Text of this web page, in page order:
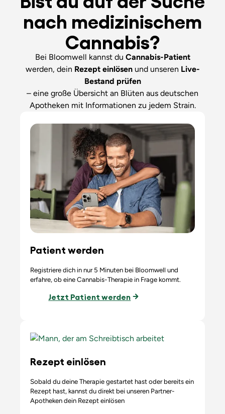
nach medizinischem
Cannabis?
Bei Bloomwell kannst du Cannabis-Patient
werden, dein Rezept einlösen und unseren Live-
Bestand prüfen
– eine große Übersicht an Blüten aus deutschen
Apotheken mit Informationen zu jedem Strain.
Patient werden
Registriere dich in nur 5 Minuten bei Bloomwell und
erfahre, ob eine Cannabis-Therapie in Frage kommt.
Jetzt Patient werden
Rezept einlösen
Sobald du deine Therapie gestartet hast oder bereits ein
Rezept hast, kannst du direkt bei unseren Partner-
Apotheken dein Rezept einlösen